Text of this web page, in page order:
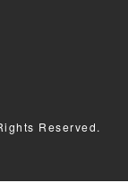
Reserved.